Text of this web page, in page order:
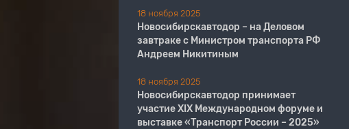
18 ноября 2025
Новосибирскавтодор – на Деловом
завтраке с Министром транспорта РФ
Андреем Никитиным
18 ноября 2025
Новосибирскавтодор принимает
участие XIX Международном форуме и
выставке «Транспорт России – 2025»